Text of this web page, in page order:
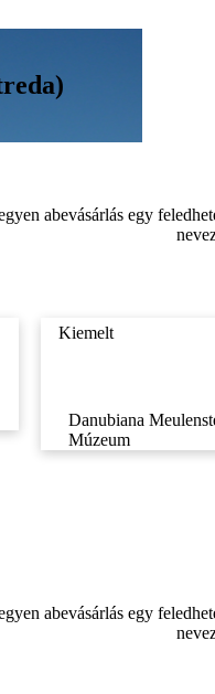
abevásárlás egy
Kiemelt
Danubiana
Múzeum
abevásárlás egy